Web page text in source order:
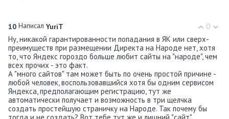
0
10 Написал YuriT
Ну, никакой гарантированности попадания в ЯК или сверх-
преимуществ при размещении Директа на Народе нет, хотя
то, что Яндекс гороздо больше любит сайты на "народе", чем
всех прочих - это факт.
А "много сайтов" там может быть по очень простой причине -
любой человек, воспользовавшийся хотя бы одним сервисом
Яндекса, предполагающим регистрацию, тут же
автоматически получает и возможность в три щелчка
создать простейшую страничку на Народе. Так почему бы